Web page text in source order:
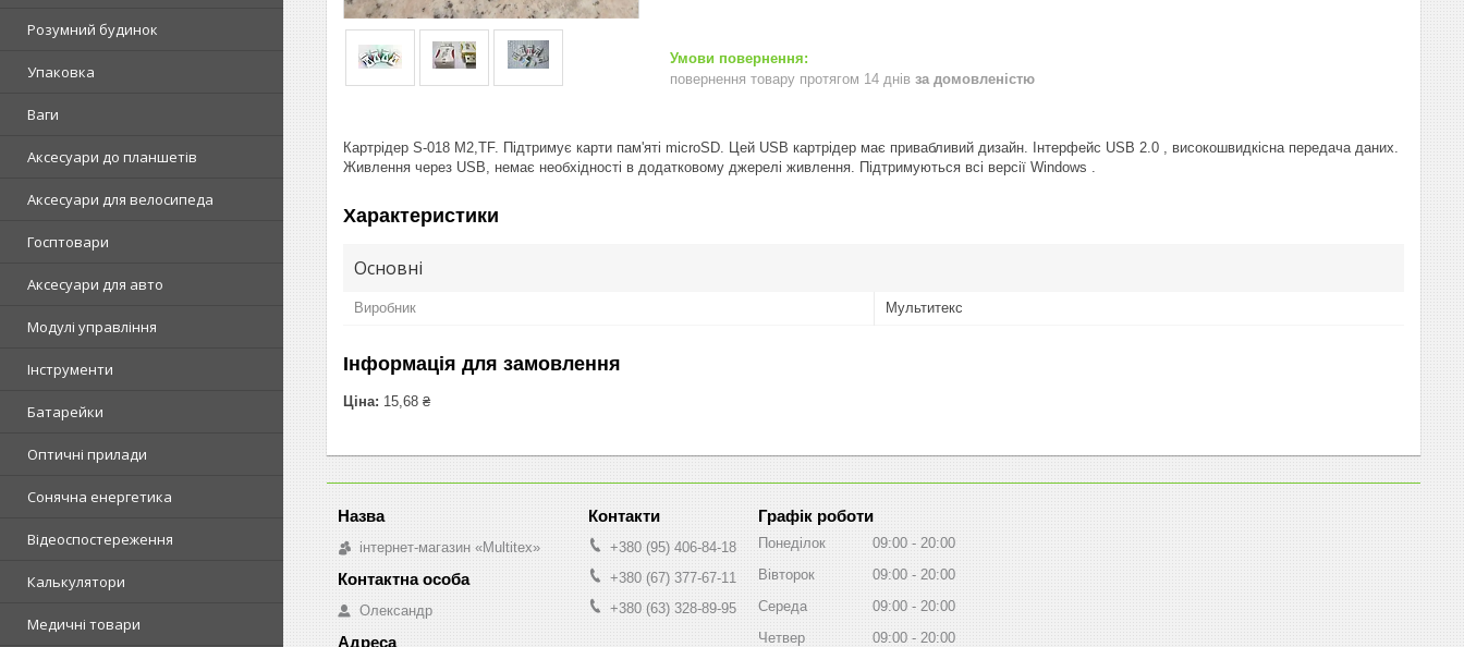
Розумний будинок
Упаковка
Ваги
Аксесуари до планшетів
Аксесуари для велосипеда
Госптовари
Аксесуари для авто
Модулі управління
Інструменти
Батарейки
Оптичні прилади
Сонячна енергетика
Відеоспостереження
Калькулятори
Медичні товари
повернення товару протягом 14 днів за домовленістю
Картрідер S-018 M2,TF. Підтримує карти пам'яті microSD. Цей USB картрідер має привабливий дизайн. Інтерфейс USB 2.0 , високошвидкісна передача даних.
Живлення через USB, немає необхідності в додатковому джерелі живлення. Підтримуються всі версії Windows .
Характеристики
Основні
Виробник Мультитекс
Інформація для замовлення
Ціна: 15,68 ₴
інтернет-магазин «Multitex»
Олександр
+380 (95) 406-84-18
+380 (67) 377-67-11
+380 (63) 328-89-95
Графік роботи
Понеділок 09:00
20:00
Вівторок
09:00
20:00
Середа
09:00
20:00
Четвер
09:00
20:00